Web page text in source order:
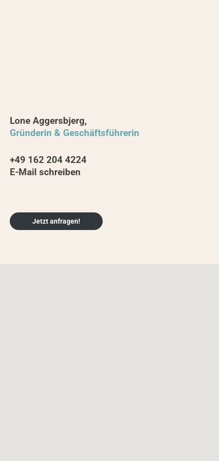
Lone Aggersbjerg,
Gründerin & Geschäftsführerin
+49 162 204 4224
E-Mail schreiben
Jetzt anfragen!